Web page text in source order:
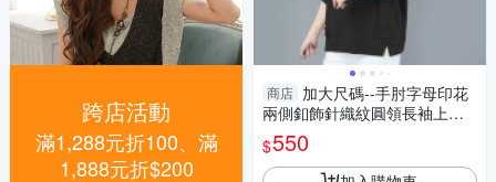
跨店活動
滿1,288元折100、滿
1,888元折$200
商店 加大尺碼--手肘字母印花
兩側釦飾針織紋圓領長袖上衣
(黑.粉.藍XL-3L)-X457眼圈熊中
大尺碼
$550